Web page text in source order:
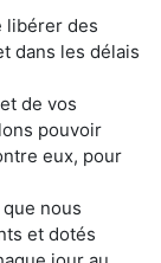
libérer des
dans les délais
de vos
pouvoir
eux, pour
nous
et dotés